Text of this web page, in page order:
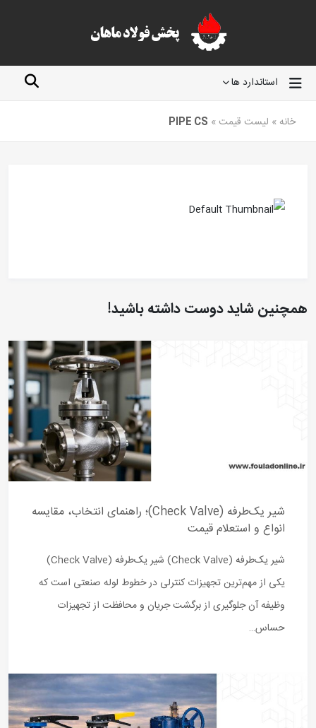
استاندارد ها
خانه » لیست قیمت »
PIPE CS
همچنین شاید دوست داشته باشید!
شیر یک‌طرفه (Check Valve)؛ راهنمای انتخاب، مقایسه
انواع و استعلام قیمت
شیر یک‌طرفه (Check Valve) شیر یک‌طرفه (Check Valve)
یکی از مهم‌ترین تجهیزات کنترلی در خطوط لوله صنعتی است که
وظیفه آن جلوگیری از برگشت جریان و محافظت از تجهیزات
حساس…